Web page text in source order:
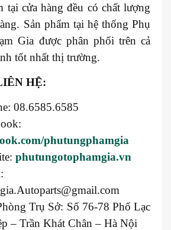
tại cửa hàng đều có chất lượng
Sản phẩm tại hệ thống Phụ
Gia được phân phối trên cả
tốt nhất thị trường.
HỆ:
08.6585.6585
phutungphamgia
phutungotophamgia.vn
Trụ Sở: Số 76-78 Phố Lạc
– Trần Khát Chân – Hà Nội